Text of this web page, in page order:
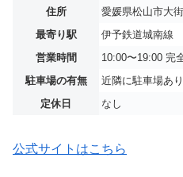
住所
愛媛県松山市大
最寄り駅
伊予鉄道城南線
営業時間
10:00〜19:00 完
駐車場の有無
近隣に駐車場あり
定休日
なし
公式サイトはこちら